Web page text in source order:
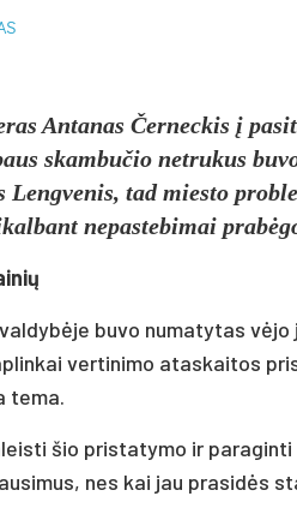
Antanas Černeckis į
skambučio netrukus
Lengvenis, tad miesto
nepastebimai
buvo numatytas
vertinimo ataskaitos
tema.
šio pristatymo ir
nes kai jau prasidės